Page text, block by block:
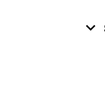
keyboard_arrow_down